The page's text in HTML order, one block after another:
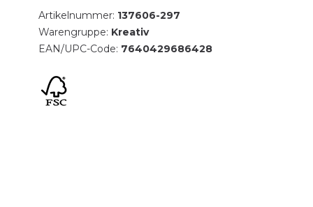
Artikelnummer: 137606-297
Warengruppe: Kreativ
EAN/UPC-Code: 7640429686428